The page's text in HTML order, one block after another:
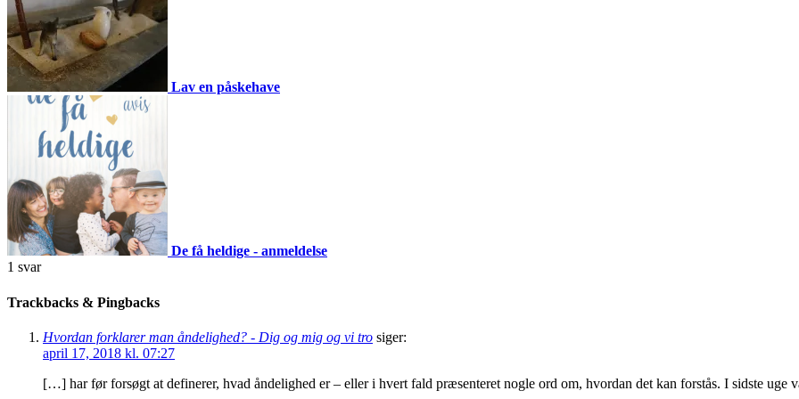
Lav en påskehave
De få heldige - anmeldelse
1 svar
Trackbacks & Pingbacks
Hvordan forklarer man åndelighed? - Dig og mig og vi tro siger:
april 17, 2018 kl. 07:27
[…] har før forsøgt at definerer, hvad åndelighed er – eller i hvert fald præsenteret nogle ord om, hvordan det kan forstås. I sidste